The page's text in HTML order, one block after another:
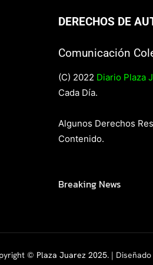
DERECHOS DE
Comunicación
(C) 2022 Diario Plaza
Cada Día.
Algunos Derechos
Contenido.
Breaking News
© Plaza Juarez 2025. |